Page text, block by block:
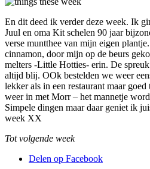
En dit deed ik verder deze week. Ik
Juul en oma Kit schelen 90 jaar
verse muntthee van mijn eigen
cinnamon, door mijn op de beurs
melters -Little Hotties- erin. De
altijd blij. OOk bestelden we weer
lekker als in een restaurant maar
weer in met Morr – het mannetje
Simpele dingen maar daar geniet ik
week XX
Tot volgende week
Delen op Facebook